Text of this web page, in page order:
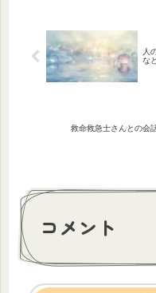
人
な
救命救急士さんとの会
コメント